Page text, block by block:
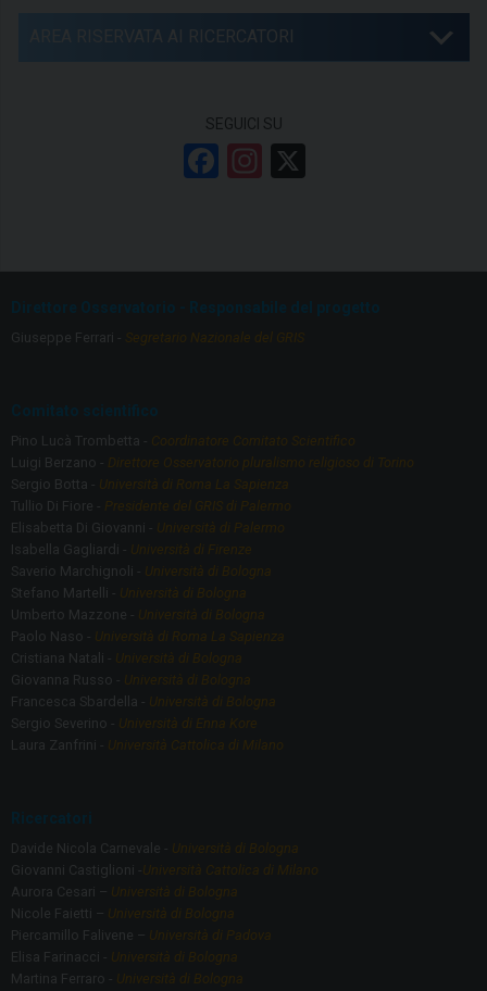
AREA RISERVATA AI RICERCATORI
SEGUICI SU
F
b
o
In
gr
m
Giuseppe Ferrari - Segretario Nazionale del GRIS
Pino Lucà Trombetta - Coordinatore Comitato Scientifico
Luigi Berzano - Direttore Osservatorio pluralismo religioso di Torino
Sergio Botta - Università di Roma La Sapienza
Tullio Di Fiore - Presidente del GRIS di Palermo
Elisabetta Di Giovanni - Università di Palermo
Isabella Gagliardi - Università di Firenze
Saverio Marchignoli - Università di Bologna
Stefano Martelli - Università di Bologna
Umberto Mazzone - Università di Bologna
Paolo Naso - Università di Roma La Sapienza
Cristiana Natali - Università di Bologna
Giovanna Russo - Università di Bologna
Francesca Sbardella - Università di Bologna
Sergio Severino - Università di Enna Kore
Laura Zanfrini - Università Cattolica di Milano
Davide Nicola Carnevale - Università di Bologna
Giovanni Castiglioni -Università Cattolica di Milano
Aurora Cesari – Università di Bologna
Nicole Faietti – Università di Bologna
Piercamillo Falivene – Università di Padova
Elisa Farinacci - Università di Bologna
Martina Ferraro - Università di Bologna